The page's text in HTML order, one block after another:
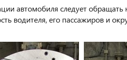
автомобиля следует обращать
водителя, его пассажиров и